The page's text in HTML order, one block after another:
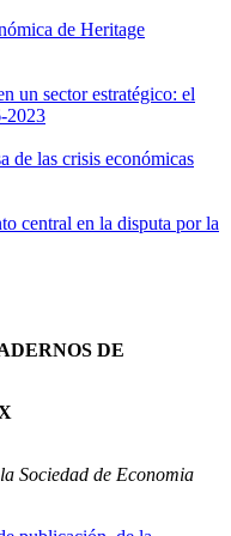
de Heritage
un sector estratégico: el
2023
de las crisis económicas
central en la disputa por la
DE
400X
de Economia